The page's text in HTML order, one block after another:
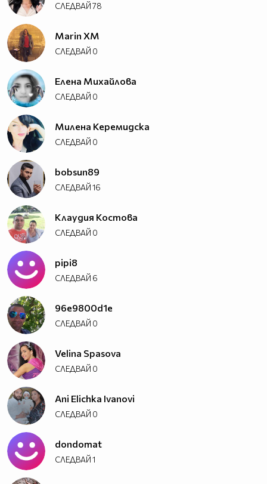
СЛЕДВАЙ78
Marin XM
СЛЕДВАЙ 0
Елена Михайлова
СЛЕДВАЙ 0
Милена Керемидска
СЛЕДВАЙ 0
bobsun89
СЛЕДВАЙ16
Клаудия Костова
СЛЕДВАЙ 0
pipi8
СЛЕДВАЙ 6
96e9800d1e
СЛЕДВАЙ 0
Velina Spasova
СЛЕДВАЙ 0
Ani Elichka Ivanovi
СЛЕДВАЙ 0
dondomat
СЛЕДВАЙ1